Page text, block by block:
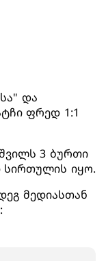
და
ფრედ 1:1
3 ბურთი
სირთულის იყო.
მედიასთან